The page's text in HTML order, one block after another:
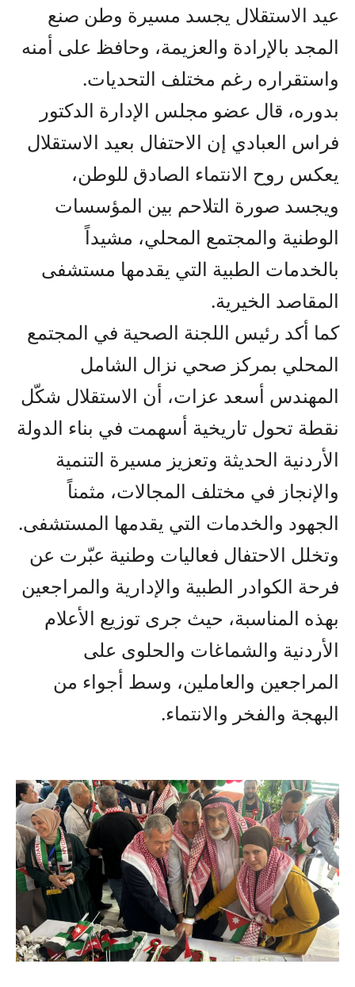
عيد الاستقلال يجسد مسيرة وطن صنع
المجد بالإرادة والعزيمة، وحافظ على أمنه
واستقراره رغم مختلف التحديات.
بدوره، قال عضو مجلس الإدارة الدكتور
فراس العبادي إن الاحتفال بعيد الاستقلال
يعكس روح الانتماء الصادق للوطن،
ويجسد صورة التلاحم بين المؤسسات
الوطنية والمجتمع المحلي، مشيداً
بالخدمات الطبية التي يقدمها مستشفى
المقاصد الخيرية.
كما أكد رئيس اللجنة الصحية في المجتمع
المحلي بمركز صحي نزال الشامل
المهندس أسعد عزات، أن الاستقلال شكّل
نقطة تحول تاريخية أسهمت في بناء الدولة
الأردنية الحديثة وتعزيز مسيرة التنمية
والإنجاز في مختلف المجالات، مثمناً
الجهود والخدمات التي يقدمها المستشفى.
وتخلل الاحتفال فعاليات وطنية عبّرت عن
فرحة الكوادر الطبية والإدارية والمراجعين
بهذه المناسبة، حيث جرى توزيع الأعلام
الأردنية والشماغات والحلوى على
المراجعين والعاملين، وسط أجواء من
البهجة والفخر والانتماء.